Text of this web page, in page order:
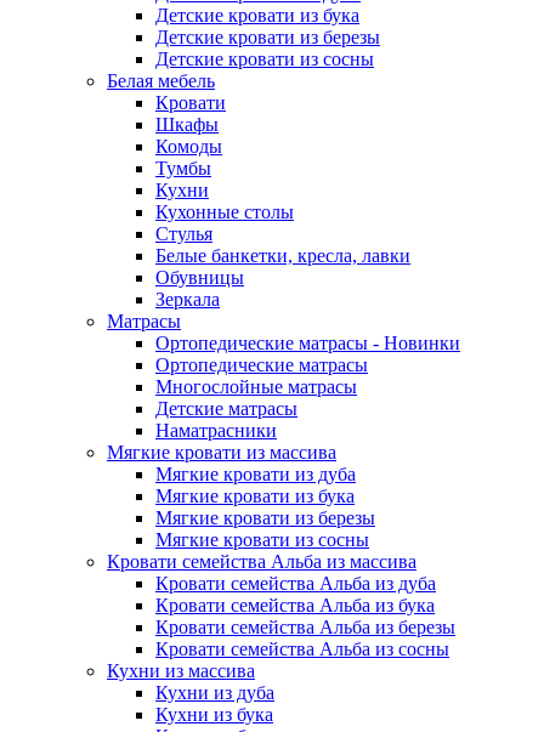
Детские кровати из бука
Детские кровати из березы
Детские кровати из сосны
Белая мебель
Кровати
Шкафы
Комоды
Тумбы
Кухни
Кухонные столы
Стулья
Белые банкетки, кресла, лавки
Обувницы
Зеркала
Матрасы
Ортопедические матрасы - Новинки
Ортопедические матрасы
Многослойные матрасы
Детские матрасы
Наматрасники
Мягкие кровати из массива
Мягкие кровати из дуба
Мягкие кровати из бука
Мягкие кровати из березы
Мягкие кровати из сосны
Кровати семейства Альба из массива
Кровати семейства Альба из дуба
Кровати семейства Альба из бука
Кровати семейства Альба из березы
Кровати семейства Альба из сосны
Кухни из массива
Кухни из дуба
Кухни из бука